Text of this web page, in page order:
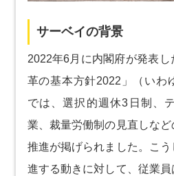
サーベイの背景
2022年6月に内閣府が発表
革の基本方針2022」（いわ
では、選択的週休3日制、
業、裁量労働制の見直しな
推進が掲げられました。こ
進する動きに対して、従業